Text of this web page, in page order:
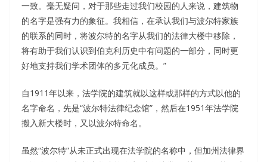
一致。毫无疑问，对于那些走过我们校园的人来说，建筑物
的名字是强有力的象征。我相信，在承认我们与波尔特家族
的联系的同时，将波尔特的名字从我们的法律大楼中移除，
将有助于我们认识到伯克利历史中有问题的一部分，同时更
好地支持我们学术团体的多元化成员。”
自1911年以来，法学院的建筑就以这样或那样的方式以他的
名字命名，先是“波尔特法律纪念馆”，然后在1951年法学院
搬入新大楼时，又以波尔特命名。
虽然“波尔特”从未正式出现在法学院的名称中，但加州法律界